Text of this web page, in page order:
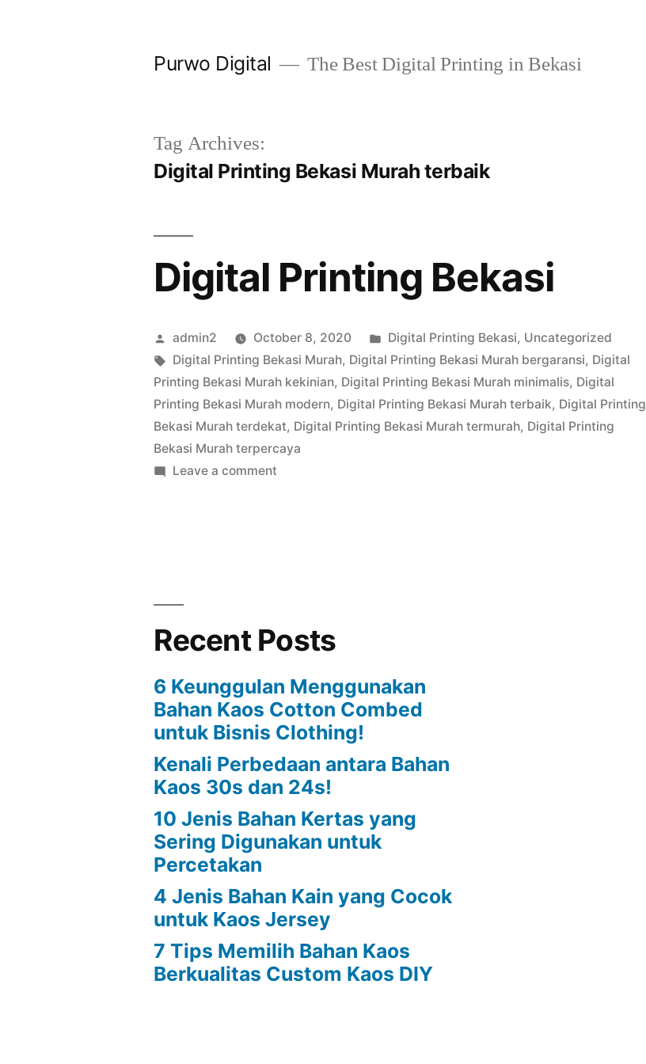
Purwo Digital The Best Digital Printing in Bekasi
Tag Archives:
Digital Printing Bekasi Murah terbaik
Digital Printing Bekasi
Posted
by
admin2 October 8, 2020
Posted
in
Digital Printing Bekasi, Uncategorized
Tags:
Digital Printing Bekasi Murah, Digital Printing Bekasi Murah bergaransi, Digital
Printing Bekasi Murah kekinian, Digital Printing Bekasi Murah minimalis, Digital
Printing Bekasi Murah modern, Digital Printing Bekasi Murah terbaik, Digital Printing
Bekasi Murah terdekat, Digital Printing Bekasi Murah termurah, Digital Printing
Bekasi Murah terpercaya
Leave a comment
Recent Posts
6 Keunggulan Menggunakan
Bahan Kaos Cotton Combed
untuk Bisnis Clothing!
Kenali Perbedaan antara Bahan
Kaos 30s dan 24s!
10 Jenis Bahan Kertas yang
Sering Digunakan untuk
Percetakan
4 Jenis Bahan Kain yang Cocok
untuk Kaos Jersey
7 Tips Memilih Bahan Kaos
Berkualitas Custom Kaos DIY